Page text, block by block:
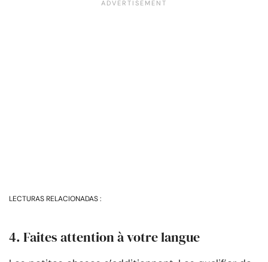
LECTURAS RELACIONADAS :
4. Faites attention à votre langue